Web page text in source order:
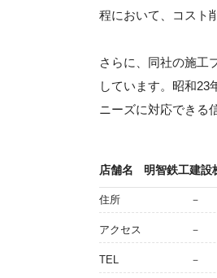
程において、コスト
さらに、同社の施工
しています。昭和23
ニーズに対応できる
店舗名 明智鉄工建設
住所 －
アクセス －
TEL －